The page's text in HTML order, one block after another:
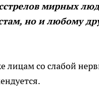
мирных
но и любому
лицам со слабой